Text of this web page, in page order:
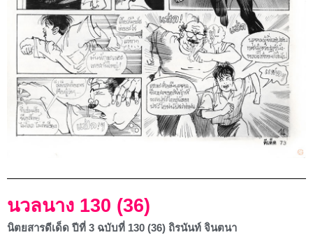
นวลนาง 130 (36)
นิตยสารดีเด็ด ปีที่ 3 ฉบับที่ 130 (36) ถิรนันท์ จินตนา